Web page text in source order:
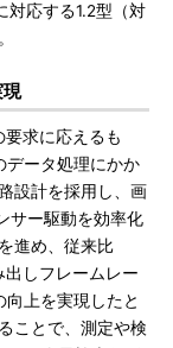
対応する1.2型（対
求に応えるも
データ処理にかか
設計を採用し、画
サー駆動を効率化
進め、従来比
しフレームレー
向上を実現したと
ことで、測定や検